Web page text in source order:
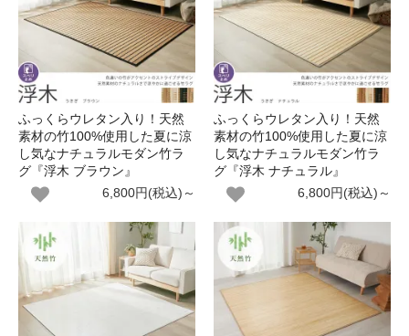
ふっくらウレタン入り！天然
素材の竹100%使用した夏に涼
し気なナチュラルモダン竹ラ
グ『浮木 ブラウン』
6,800円(税込)～
ふっくらウレタン入り！天然
素材の竹100%使用した夏に涼
し気なナチュラルモダン竹ラ
グ『浮木 ナチュラル』
6,800円(税込)～